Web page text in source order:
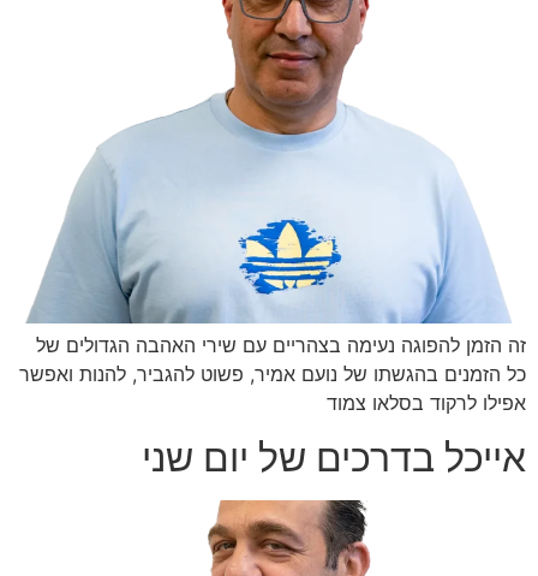
זה הזמן להפוגה נעימה בצהריים עם שירי האהבה הגדולים של
כל הזמנים בהגשתו של נועם אמיר, פשוט להגביר, להנות ואפשר
אפילו לרקוד בסלאו צמוד
אייכל בדרכים של יום שני